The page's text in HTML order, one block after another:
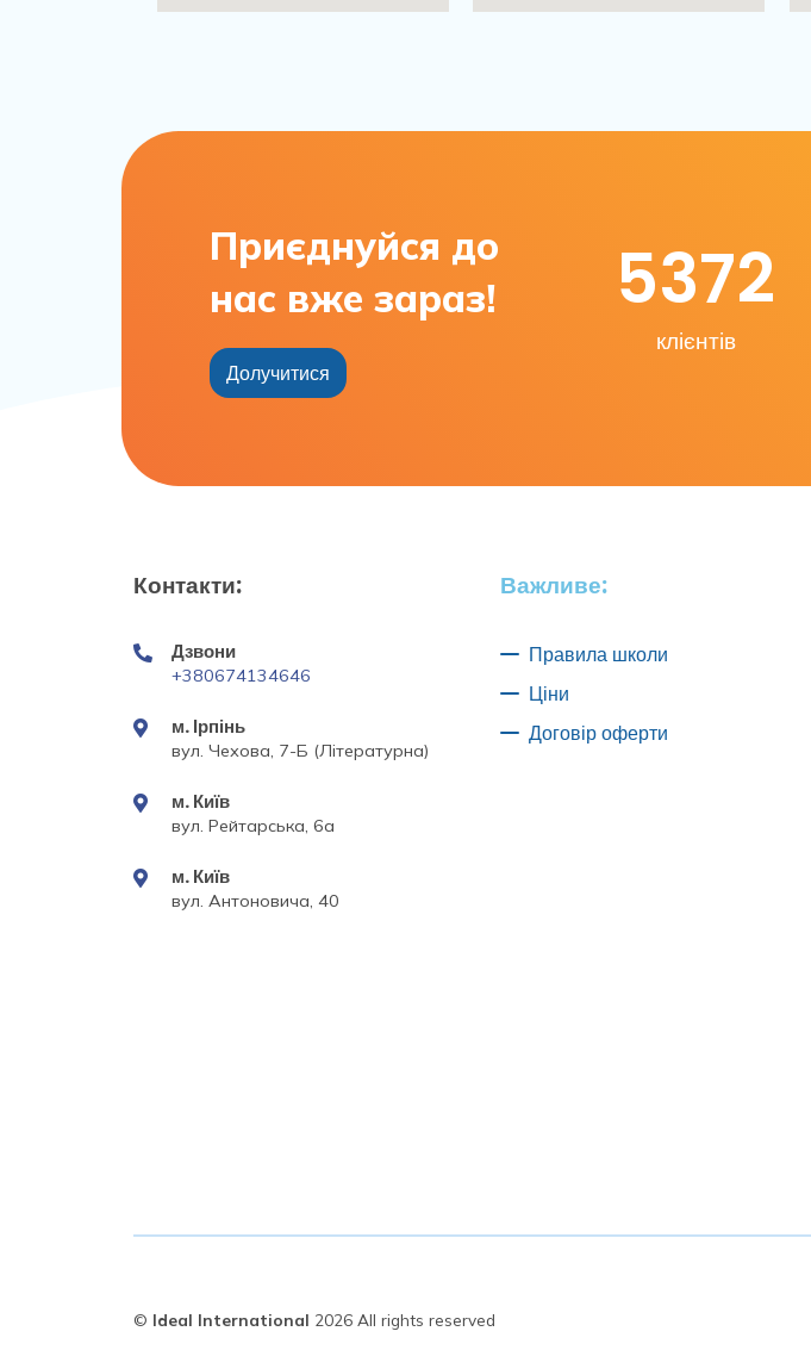
Приєднуйся до
нас вже зараз!
Долучитися
клієнтів
5372
Контакти:
Дзвони
+380674134646
м. Ірпінь
вул. Чехова, 7-Б (Літературна)
м. Київ
вул. Рейтарська, 6а
м. Київ
вул. Антоновича, 40
Важливе:
Правила школи
Ціни
Договір оферти
© Ideal International 2026 All rights reserved